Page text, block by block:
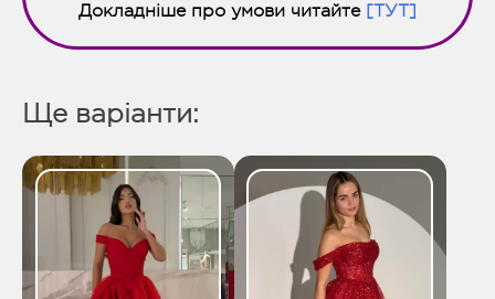
Докладніше про умови читайте [ТУТ]
Ще варіанти: